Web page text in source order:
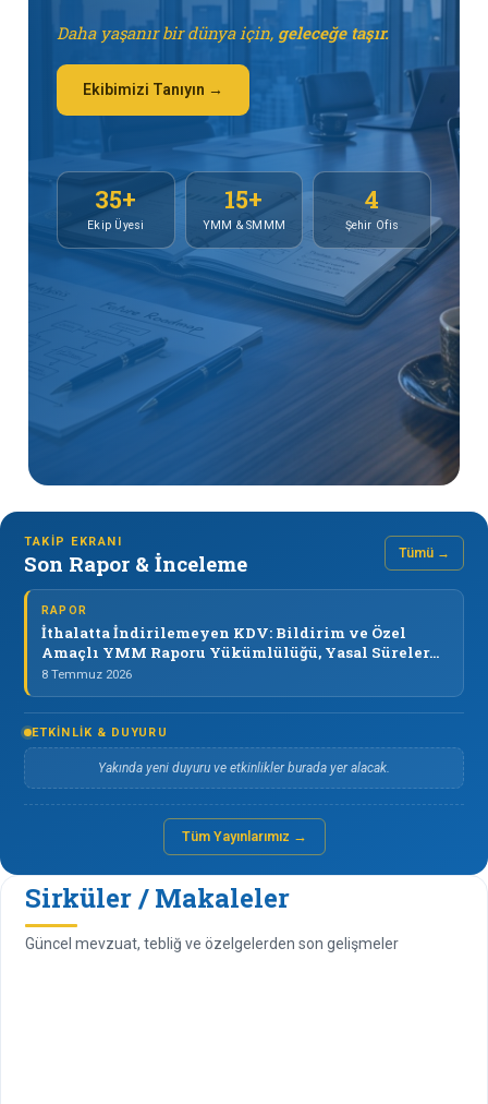
Daha yaşanır bir dünya için, geleceğe taşır.
Ekibimizi Tanıyın →
35+
Ekip Üyesi
15+
YMM & SMMM
4
Şehir Ofis
TAKIP EKRANI
Son Rapor & İnceleme Tümü →
RAPOR
İthalatta İndirilemeyen KDV: Bildirim ve Özel
Amaçlı YMM Raporu Yükümlülüğü, Yasal Süreler…
8 Temmuz 2026
ETKINLIK & DUYURU
Yakında yeni duyuru ve etkinlikler burada yer alacak.
Tüm Yayınlarımız →
Sirküler / Makaleler
Güncel mevzuat, tebliğ ve özelgelerden son gelişmeler